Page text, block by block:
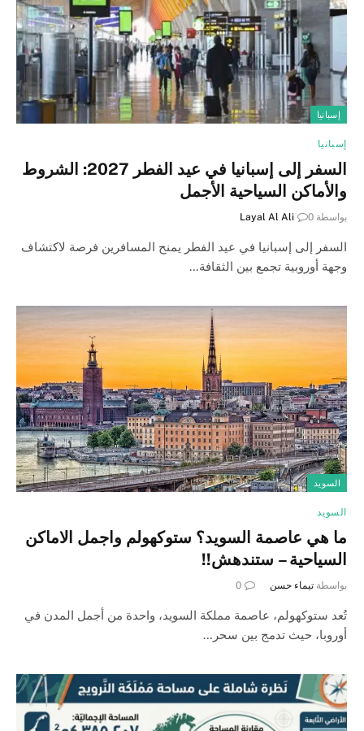
إسبانيا
إسبانيا
السفر إلى إسبانيا في عيد الفطر 2027: الشروط
والأماكن السياحية الأجمل
بواسطة Layal Al Ali 0
السفر إلى إسبانيا في عيد الفطر يمنح المسافرين فرصة لاكتشاف
وجهة أوروبية تجمع بين الثقافة…
السويد
السويد
ما هي عاصمة السويد؟ ستوكهولم واجمل الاماكن
السياحية – ستندهش!!
بواسطة تيماء حسن 0
تُعد ستوكهولم، عاصمة مملكة السويد، واحدة من أجمل المدن في
أوروبا، حيث تدمج بين سحر…